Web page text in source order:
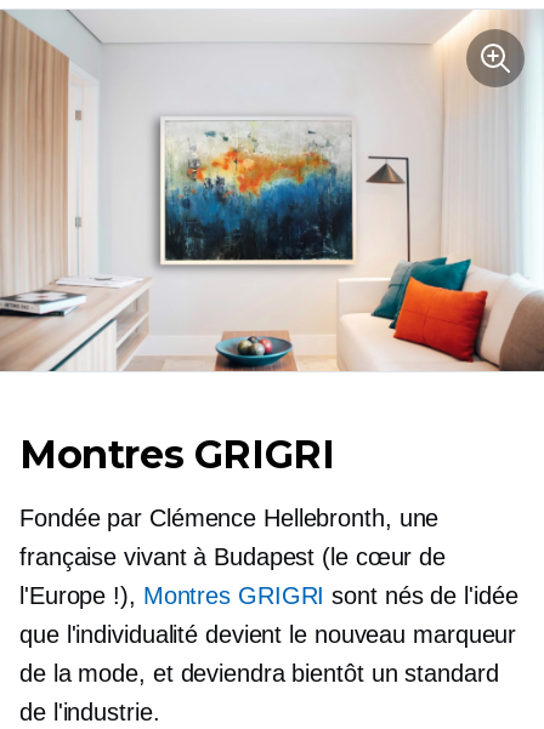
Montres GRIGRI
Fondée par Clémence Hellebronth, une
française vivant à Budapest (le cœur de
l'Europe !), Montres GRIGRI sont nés de l'idée
que l'individualité devient le nouveau marqueur
de la mode, et deviendra bientôt un standard
de l'industrie.